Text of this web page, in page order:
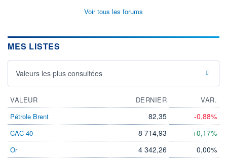
Voir tous les forums
MES LISTES
Valeurs les plus consultées
VALEUR DERNIER
VAR.
Pétrole Brent
82,35 -0,88%
CAC 40 8 714,93 +0,17%
Or 4 342,26 0,00%